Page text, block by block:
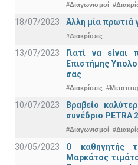
#Διαγωνισμοί
18/07/2023 Άλλη μία πρωτιά
#Διακρίσεις
13/07/2023
Γιατί να
Επιστήμης
σας
#Διακρίσεις
10/07/2023
Βραβείο
συνέδριο PETRA
#Διαγωνισμοί
30/05/2023
Ο καθηγητής
Μαρκάτος